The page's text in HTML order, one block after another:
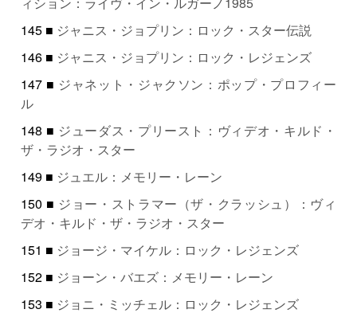
145 ■ ジャニス・ジョプリン：ロック・スター伝説
146 ■ ジャニス・ジョプリン：ロック・レジェンズ
147 ■ ジャネット・ジャクソン：ポップ・プロフィー
ル
148 ■ ジューダス・プリースト：ヴィデオ・キルド・
ザ・ラジオ・スター
149 ■ ジュエル：メモリー・レーン
150 ■ ジョー・ストラマー（ザ・クラッシュ）：ヴィ
デオ・キルド・ザ・ラジオ・スター
151 ■ ジョージ・マイケル：ロック・レジェンズ
152 ■ ジョーン・バエズ：メモリー・レーン
153 ■ ジョニ・ミッチェル：ロック・レジェンズ